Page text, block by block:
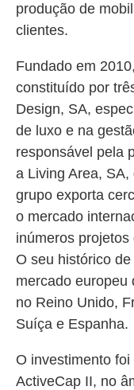
produção de
clientes.
Fundado em
constituído por
Design, SA,
de luxo e na
responsável pela
a Living Area,
grupo exporta
o mercado
inúmeros
O seu histórico
mercado europeu
no Reino Unido,
Suíça e Espanha.
O investimento
ActiveCap II, no